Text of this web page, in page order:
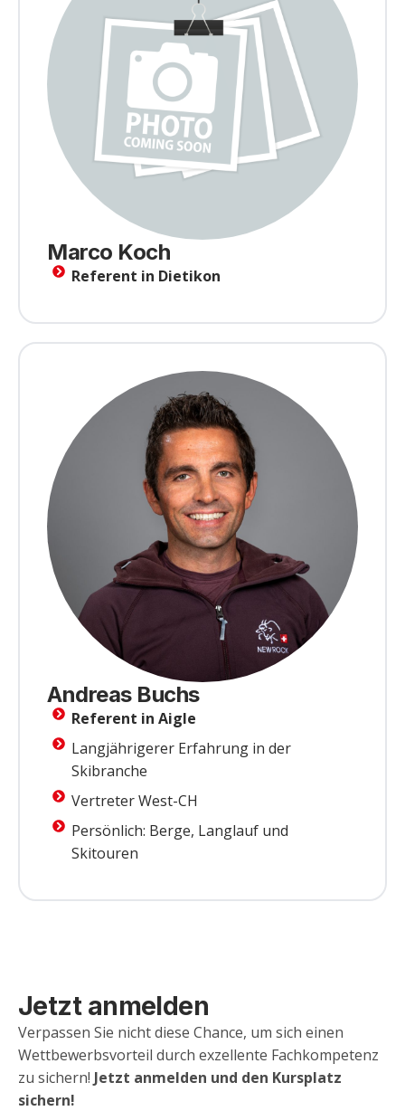
Marco Koch
Referent in Dietikon
Andreas Buchs
Referent in Aigle
Langjährigerer Erfahrung in der
Skibranche
Vertreter West-CH
Persönlich: Berge, Langlauf und
Skitouren
Jetzt anmelden
Verpassen Sie nicht diese Chance, um sich einen
Wettbewerbsvorteil durch exzellente Fachkompetenz
zu sichern! Jetzt anmelden und den Kursplatz
sichern!